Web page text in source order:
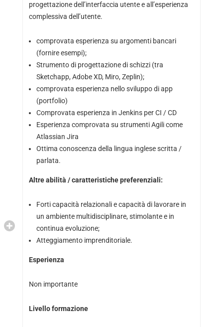
progettazione dell’interfaccia utente e all’esperienza
complessiva dell’utente.
comprovata esperienza su argomenti bancari
(fornire esempi);
Strumento di progettazione di schizzi (tra
Sketchapp, Adobe XD, Miro, Zeplin);
comprovata esperienza nello sviluppo di app
(portfolio)
Comprovata esperienza in Jenkins per CI / CD
Esperienza comprovata su strumenti Agili come
Atlassian Jira
Ottima conoscenza della lingua inglese scritta /
parlata.
Altre abilità / caratteristiche preferenziali:
Forti capacità relazionali e capacità di lavorare in
un ambiente multidisciplinare, stimolante e in
continua evoluzione;
Atteggiamento imprenditoriale.
Esperienza
Non importante
Livello formazione